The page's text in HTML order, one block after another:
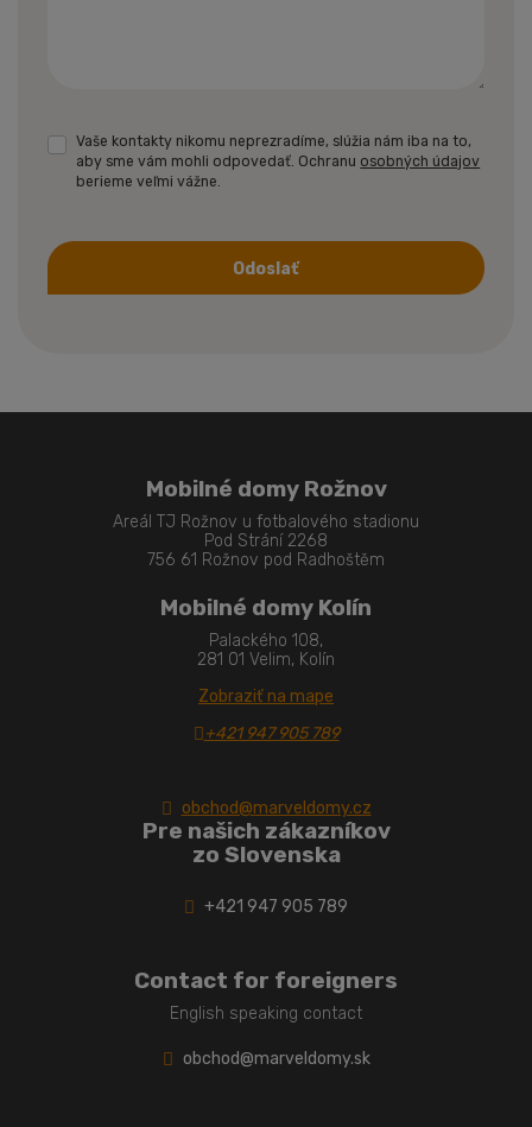
Vaše kontakty nikomu neprezradíme, slúžia nám iba na to,
aby sme vám mohli odpovedať. Ochranu osobných údajov
berieme veľmi vážne.
Odoslať
Mobilné domy Rožnov
Areál TJ Rožnov u fotbalového stadionu
Pod Strání 2268
756 61 Rožnov pod Radhoštěm
Mobilné domy Kolín
Palackého 108,
281 01 Velim, Kolín
Zobraziť na mape
+421 947 905 789
obchod@marveldomy.cz
Pre našich zákazníkov
zo Slovenska
+421 947 905 789
Contact for foreigners
English speaking contact
obchod@marveldomy.sk